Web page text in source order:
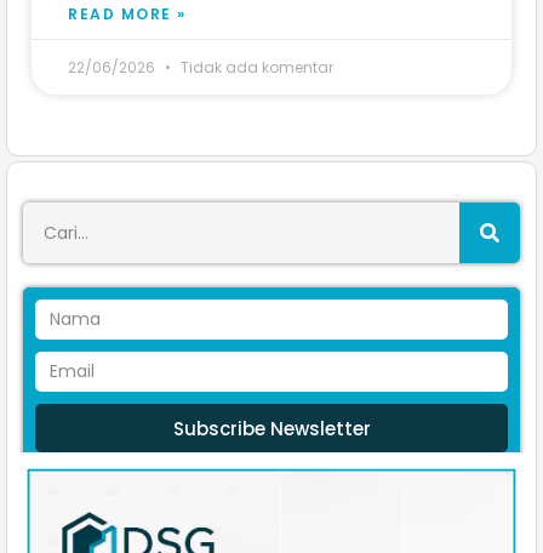
READ MORE »
22/06/2026 Tidak ada komentar
Subscribe Newsletter